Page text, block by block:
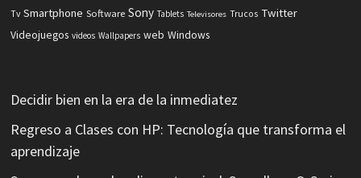
Tv Smartphone Software Sony Tablets Televisores Trucos Twitter
Videojuegos videos Wallpapers web Windows
Decidir bien en la era de la inmediatez
Regreso a Clases con HP: Tecnología que transforma el
aprendizaje